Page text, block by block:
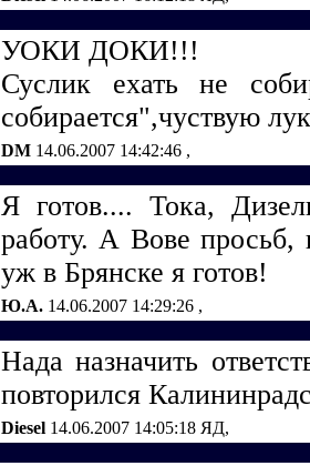
УОКИ ДОКИ!!!
Суслик ехать не
собирается",чуствую
DM 14.06.2007 14:42:46 ,
Я готов.... Тока,
работу. А Вове
уж в Брянске я готов!
Ю.А. 14.06.2007 14:29:26 ,
Нада назначить
повторился
Diesel 14.06.2007 14:05:18 ЯД,